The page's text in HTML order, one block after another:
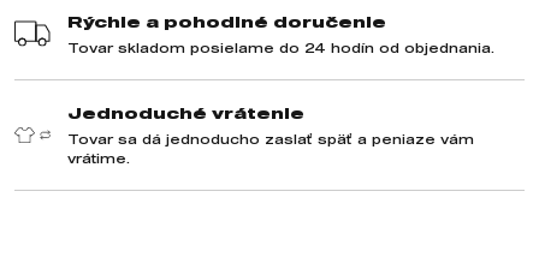
Jednoduché vrátenie
Tovar sa dá jednoducho zaslať späť a peniaze vám
vrátime.
Rýchle a pohodlné doručenie
Tovar skladom posielame do 24 hodín od objednania.